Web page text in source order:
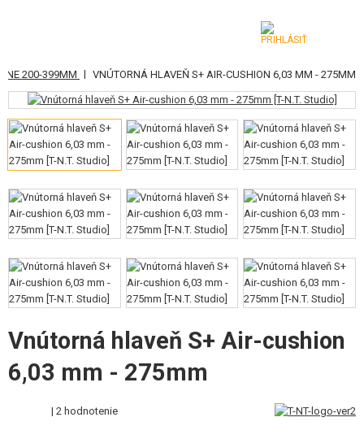
KATEGÓRIE
AIRSOFTOVÉ ZBRANE
VZDUCHOVÉ ZBRANE, PRAKY
GRANÁTOMETY, GRANÁTY
GULIČKY, PLYN
AKUMULÁTORY, NABÍJAČKY
ZÁSOBNÍKY, PLNIČKY
OKULIARE, MASKY
VÝSTROJ, UNIFORMY, PÚZDRA
MASKOVANIE, FARBY, PÁSKY
200-399MM | VNÚTORNÁ HLAVEŇ S+ AIR-CUSHION 6,03 MM - 275MM
Vnútorná hlaveň S+ Air-cushion
6,03 mm - 275mm
| 2 hodnotenie